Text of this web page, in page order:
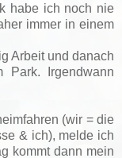
habe ich noch nie
immer in einem
Arbeit und danach
Irgendwann
(wir = die
& ich), melde ich
kommt dann mein